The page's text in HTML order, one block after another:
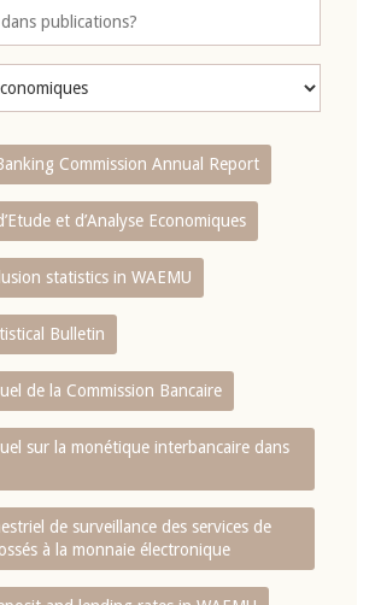
Commission Annual Report
et d’Analyse Economiques
statistics in WAEMU
Bulletin
de la Commission Bancaire
sur la monétique interbancaire dans
de surveillance des services de
à la monnaie électronique